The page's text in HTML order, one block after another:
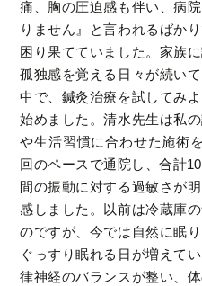
痛、胸の圧迫感も伴い、病
りません』と言われるばか
困り果てていました。家族
孤独感を覚える日々が続い
中で、鍼灸治療を試してみ
始めました。清水先生は私
や生活習慣に合わせた施術
回のペースで通院し、合計
間の振動に対する過敏さが
感しました。以前は冷蔵庫
のですが、今では自然に眠
ぐっすり眠れる日が増えて
律神経のバランスが整い、